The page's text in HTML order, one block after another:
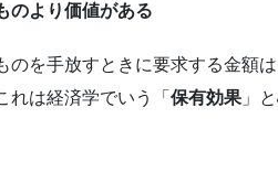
のより価値がある
を手放すときに要求する金額
れは経済学でいう「 保有効果 」